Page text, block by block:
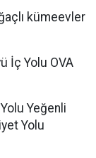
kümeevler
İç Yolu OVA
Yeğenli
Yolu